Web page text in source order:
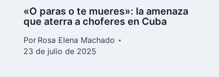
«O paras o te mueres»: la amenaza
que aterra a choferes en Cuba
Por Rosa Elena Machado
23 de julio de 2025